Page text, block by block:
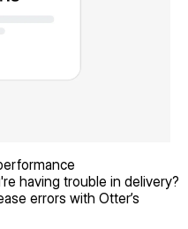
having trouble in delivery?
errors with Otter’s